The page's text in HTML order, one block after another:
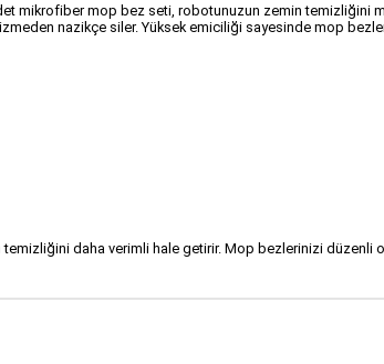
mikrofiber mop bez seti, robotunuzun zemin temizliğini
nazikçe siler. Yüksek emiciliği sayesinde mop
daha verimli hale getirir. Mop bezlerinizi düzenli